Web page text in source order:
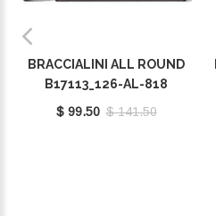
BRACCIALINI ALL ROUND
B17113_126-AL-818
$ 99.50 $ 141.50